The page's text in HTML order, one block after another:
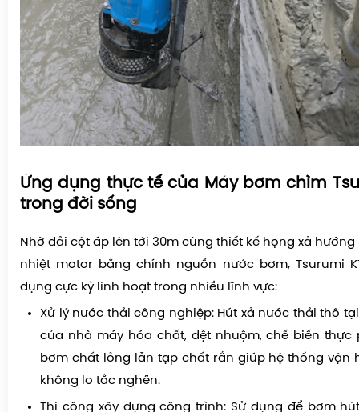
Ứng dụng thực tế của Máy bơm chìm
trong đời sống
Nhờ dải cột áp lên tới 30m cùng thiết kế họng xả
nhiệt motor bằng chính nguồn nước bơm, Tsurumi
dụng cực kỳ linh hoạt trong nhiều lĩnh vực:
Xử lý nước thải công nghiệp: Hút xả nước thải thô
của nhà máy hóa chất, dệt nhuộm, chế biến thực
bơm chất lỏng lẫn tạp chất rắn giúp hệ thống vận
không lo tắc nghẽn.
Thi công xây dựng công trình: Sử dụng để bơm